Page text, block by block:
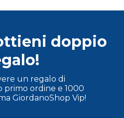
doppio
un regalo di
ordine e 1000
GiordanoShop Vip!